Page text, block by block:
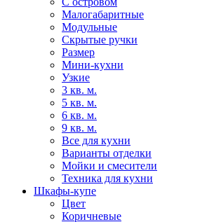
Малогабаритные
Модульные
Скрытые ручки
Размер
Мини-кухни
Узкие
3 кв. м.
5 кв. м.
6 кв. м.
9 кв. м.
Все для кухни
Варианты отделки
Мойки и смесители
Техника для кухни
Шкафы-купе
Цвет
Коричневые